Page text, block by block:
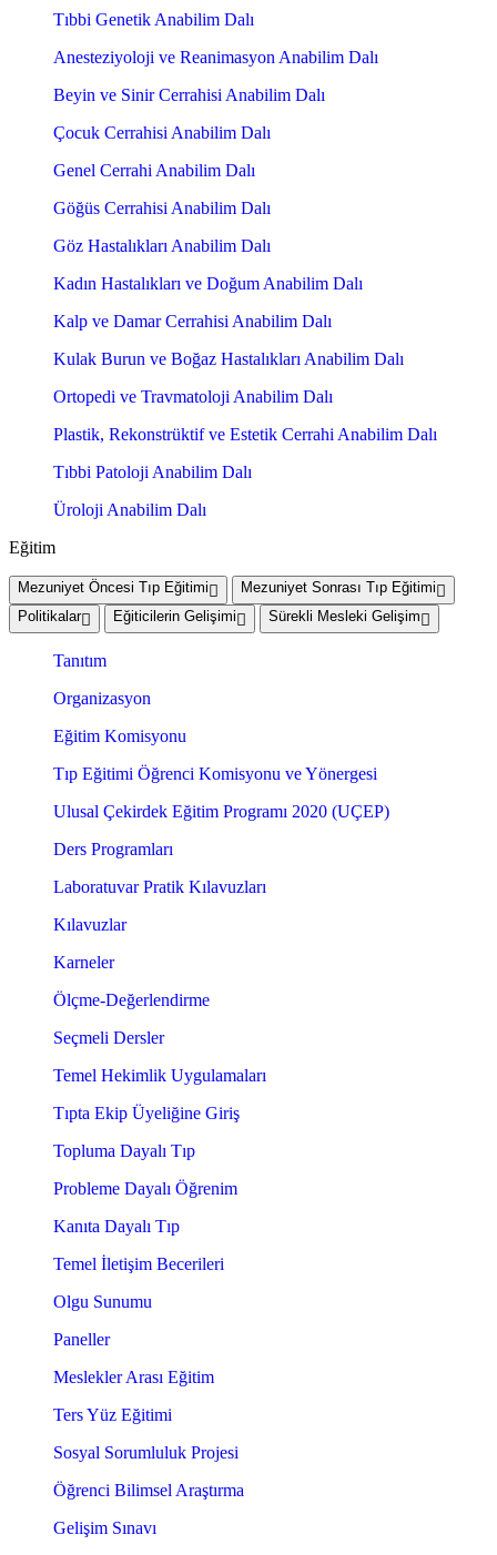
Tıbbi Genetik Anabilim Dalı
Anesteziyoloji ve Reanimasyon Anabilim Dalı
Beyin ve Sinir Cerrahisi Anabilim Dalı
Çocuk Cerrahisi Anabilim Dalı
Genel Cerrahi Anabilim Dalı
Göğüs Cerrahisi Anabilim Dalı
Göz Hastalıkları Anabilim Dalı
Kadın Hastalıkları ve Doğum Anabilim Dalı
Kalp ve Damar Cerrahisi Anabilim Dalı
Kulak Burun ve Boğaz Hastalıkları Anabilim Dalı
Ortopedi ve Travmatoloji Anabilim Dalı
Plastik, Rekonstrüktif ve Estetik Cerrahi Anabilim Dalı
Tıbbi Patoloji Anabilim Dalı
Üroloji Anabilim Dalı
Eğitim
Mezuniyet Öncesi Tıp Eğitimi
Mezuniyet Sonrası Tıp Eğitimi
Politikalar
Eğiticilerin Gelişimi Sürekli Mesleki Gelişim
Tanıtım
Organizasyon
Eğitim Komisyonu
Tıp Eğitimi Öğrenci Komisyonu ve Yönergesi
Ulusal Çekirdek Eğitim Programı 2020 (UÇEP)
Ders Programları
Laboratuvar Pratik Kılavuzları
Kılavuzlar
Karneler
Ölçme-Değerlendirme
Seçmeli Dersler
Temel Hekimlik Uygulamaları
Tıpta Ekip Üyeliğine Giriş
Topluma Dayalı Tıp
Probleme Dayalı Öğrenim
Kanıta Dayalı Tıp
Temel İletişim Becerileri
Olgu Sunumu
Paneller
Meslekler Arası Eğitim
Ters Yüz Eğitimi
Sosyal Sorumluluk Projesi
Öğrenci Bilimsel Araştırma
Gelişim Sınavı